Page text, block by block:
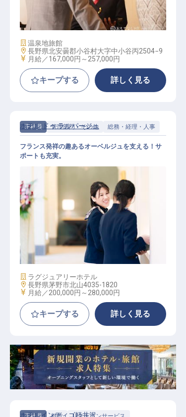
施設業態
温泉地旅館
勤務地
長野県北安曇郡小谷村大字中小谷丙2504−9
給与
月給／167,000円～ 257,000円
キープする 詳しく見る
正社員 管理部門・その他 総務・経理・人事
経理│家具家電付き社宅／毎年2月・
長期休暇／賄い付き
ホテル ドゥ ラルパージュ
フランス発祥の趣あるオーベルジュを支える！サ
ポートも充実。
施設業態
ラグジュアリーホテル
勤務地
長野県茅野市北山4035-1820
給与
月給／200,000円～ 280,000円
キープする 詳しく見る
ホテルインディゴ軽井沢